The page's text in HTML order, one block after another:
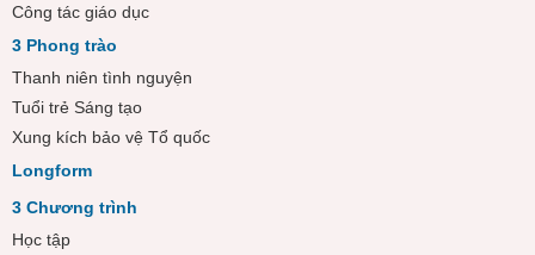
Công tác giáo dục
3 Phong trào
Thanh niên tình nguyện
Tuổi trẻ Sáng tạo
Xung kích bảo vệ Tổ quốc
Longform
3 Chương trình
Học tập